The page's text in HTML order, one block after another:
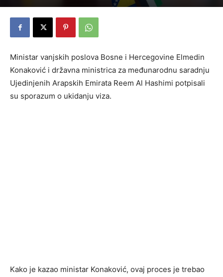
Ministar vanjskih poslova Bosne i Hercegovine Elmedin
Konaković i državna ministrica za međunarodnu saradnju
Ujedinjenih Arapskih Emirata Reem Al Hashimi potpisali
su sporazum o ukidanju viza.
Kako je kazao ministar Konaković, ovaj proces je trebao